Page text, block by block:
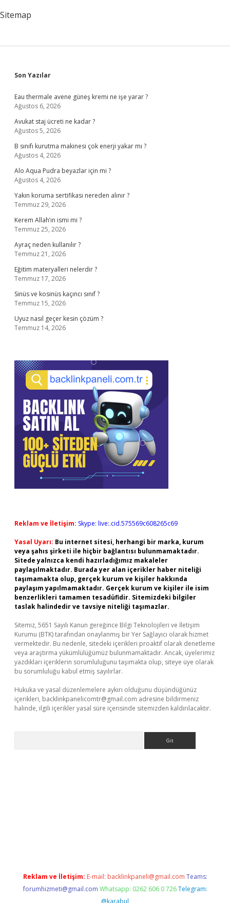
Sitemap
Sidebar
Son Yazılar
Eau thermale avene güneş kremi ne işe yarar ?
Ağustos 6, 2026
Avukat staj ücreti ne kadar ?
Ağustos 5, 2026
B sınıfı kurutma makinesi çok enerji yakar mı ?
Ağustos 4, 2026
Alo Aqua Pudra beyazlar için mi ?
Ağustos 4, 2026
Yakın koruma sertifikası nereden alınır ?
Temmuz 29, 2026
Kerem Allah’ın ismi mi ?
Temmuz 25, 2026
Ayraç neden kullanılır ?
Temmuz 21, 2026
Eğitim materyalleri nelerdir ?
Temmuz 17, 2026
Sinüs ve kosinüs kaçıncı sınıf ?
Temmuz 15, 2026
Uyuz nasıl geçer kesin çözüm ?
Temmuz 14, 2026
Reklam ve İletişim: Skype: live:.cid.575569c608265c69
Yasal Uyarı: Bu internet sitesi, herhangi bir marka, kurum
veya şahıs şirketi ile hiçbir bağlantısı bulunmamaktadır.
Sitede yalnızca kendi hazırladığımız makaleler
paylaşılmaktadır. Burada yer alan içerikler haber niteliği
taşımamakta olup, gerçek kurum ve kişiler hakkında
paylaşım yapılmamaktadır. Gerçek kurum ve kişiler ile isim
benzerlikleri tamamen tesadüfidir. Sitemizdeki bilgiler
taslak halindedir ve tavsiye niteliği taşımazlar.
Sitemiz, 5651 Sayılı Kanun gereğince Bilgi Teknolojileri ve İletişim
Kurumu (BTK) tarafından onaylanmış bir Yer Sağlayıcı olarak hizmet
vermektedir. Bu nedenle, sitedeki içerikleri proaktif olarak denetleme
veya araştırma yükümlülüğümüz bulunmamaktadır. Ancak, üyelerimiz
yazdıkları içeriklerin sorumluluğunu taşımakta olup, siteye üye olarak
bu sorumluluğu kabul etmiş sayılırlar.
Hukuka ve yasal düzenlemelere aykırı olduğunu düşündüğünüz
içerikleri, backlinkpanelicomtr@gmail.com adresine bildirmeniz
halinde, ilgili içerikler yasal süre içerisinde sitemizden kaldırılacaktır.
Reklam ve İletişim: E-mail: backlinkpaneli@gmail.com Teams:
forumhizmeti@gmail.com Whatsapp: 0262 606 0 726 Telegram:
@karabul